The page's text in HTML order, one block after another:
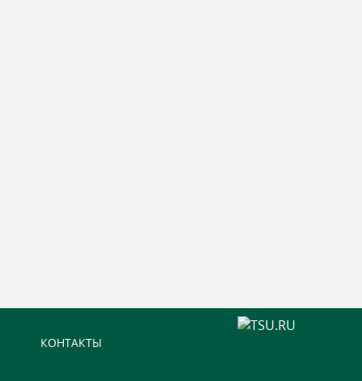
КОНТАКТЫ